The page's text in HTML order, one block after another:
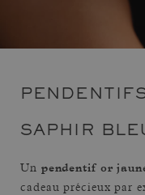
SAPHIR
Un pendentif or
cadeau précieux par